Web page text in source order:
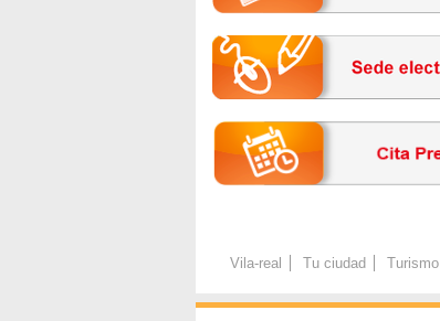
Vila-real Tu ciudad Turismo